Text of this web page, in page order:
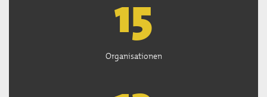
15
Organisationen